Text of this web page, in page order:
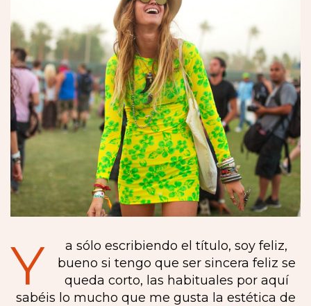
Y
a sólo escribiendo el título, soy feliz,
bueno si tengo que ser sincera feliz se
queda corto, las habituales por aquí
sabéis lo mucho que me gusta la estética de